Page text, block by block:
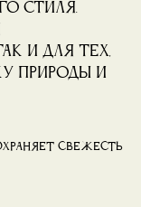
стиля.
и для тех,
природы и
свежесть